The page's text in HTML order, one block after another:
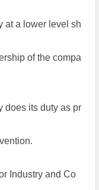
at a lower level sh
of the compa
does its duty as pr
Industry and Co